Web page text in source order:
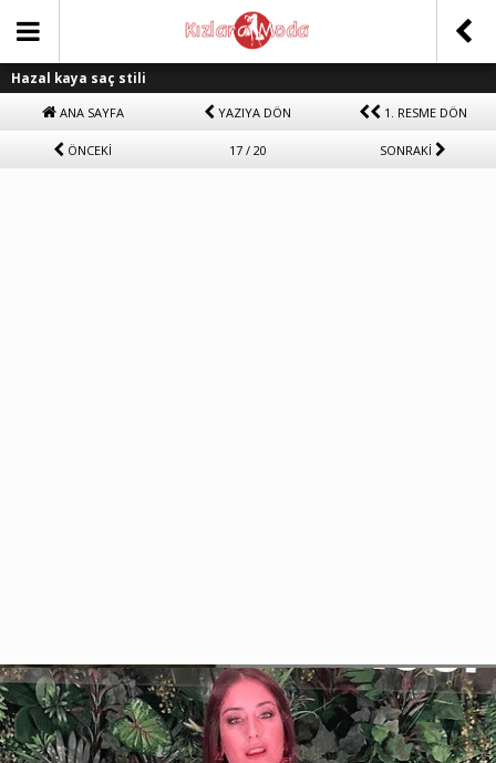
Hazal kaya saç stili
ANA SAYFA YAZIYA DÖN 1. RESME DÖN
ÖNCEKİ 17 / 20 SONRAKİ